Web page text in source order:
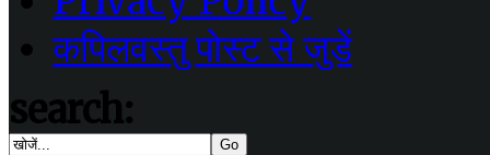
कपिलवस्तु पोस्ट से जुडें
search: